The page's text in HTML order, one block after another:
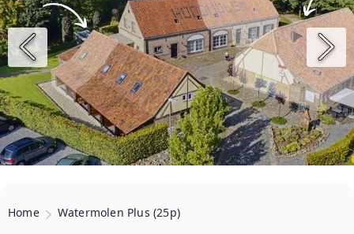
Home Watermolen Plus (25p)